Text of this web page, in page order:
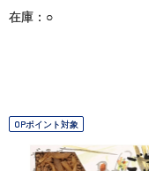
在庫：○
OPポイント対象